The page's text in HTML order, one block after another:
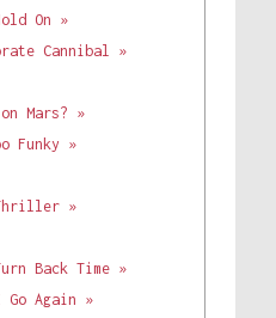
On »
Cannibal »
Mars? »
Funky »
»
Back Time »
Go Again »